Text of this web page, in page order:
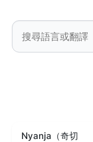
Nyanja（奇切